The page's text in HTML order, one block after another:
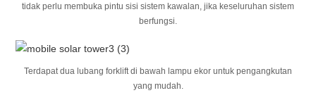
tidak perlu membuka pintu sisi sistem kawalan, jika keseluruhan sistem
berfungsi.
Terdapat dua lubang forklift di bawah lampu ekor untuk pengangkutan
yang mudah.